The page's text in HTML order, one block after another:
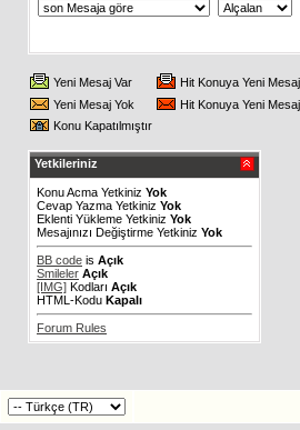
Yeni Mesaj Var
Hit Konuya Yeni Mesaj
Yeni Mesaj Yok
Hit Konuya Yeni Mesaj
Konu Kapatılmıştır
Yetkileriniz
Konu Acma Yetkiniz Yok
Cevap Yazma Yetkiniz Yok
Eklenti Yükleme Yetkiniz Yok
Mesajınızı Değiştirme Yetkiniz Yok
BB code is Açık
Smileler Açık
[IMG] Kodları Açık
HTML-Kodu Kapalı
Forum Rules